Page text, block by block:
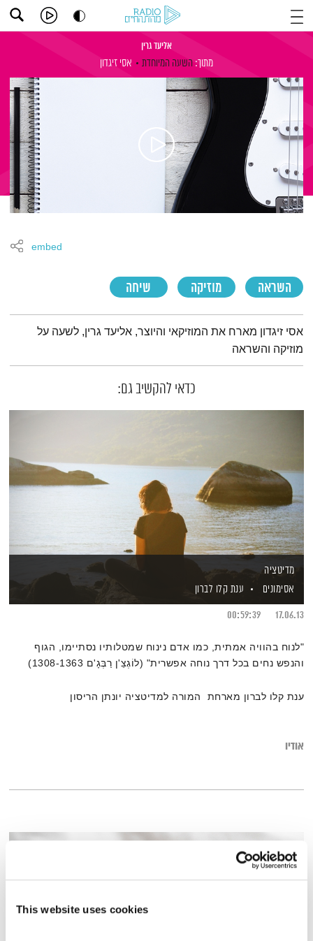
This website uses cookies
אליעד גרין
מתוך: השעה המיוחדת אסי זיגדון
השראה מוזיקה שיחה
embed
תמצית הפודקאסט
אסי זיגדון מארח את המוזיקאי והיוצר, אליעד גרין, לשעה על
מוזיקה והשראה
כדאי להקשיב גם:
מדיטציה
אסימונים
ענת קלו לברון
17.06.13
00:59:39
"לנוח בהוויה אמתית, כמו אדם נינוח שמטלותיו נסתיימו, הגוף
והנפש נחים בכל דרך נוחה אפשרית" (לוֹגְצֵ'ן רַבְּגָ'ם 1308-1363)
ענת קלו לברון מארחת המורה למדיטציה יונתן הריסון
אודיו